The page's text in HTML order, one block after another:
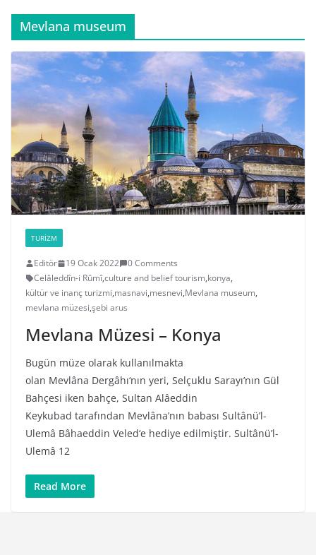
Mevlana museum
TURIZM
Editör 19 Ocak 2022
0 Comments
Celâleddîn-i Rûmî,culture and belief tourism,konya,
kültür ve inanç turizmi,masnavi,mesnevi,Mevlana museum,
mevlana müzesi,şebi arus
Mevlana Müzesi – Konya
Bugün müze olarak kullanılmakta
olan Mevlâna Dergâhı‘nın yeri, Selçuklu Sarayı’nın Gül
Bahçesi iken bahçe, Sultan Alâeddin
Keykubad tarafından Mevlâna’nın babası Sultânü’l-
Ulemâ Bâhaeddin Veled‘e hediye edilmiştir. Sultânü’l-
Ulemâ 12
Read More